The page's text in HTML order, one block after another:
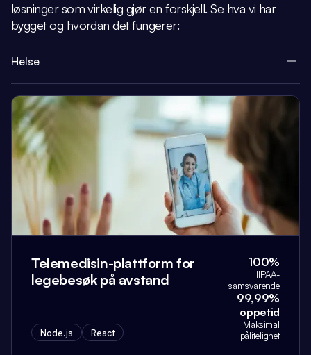
løsninger som virkelig gjør en forskjell.Se hva vi har
bygget og hvordan det fungerer:
Helse
Telemedisin-plattform for
legebesøk på avstand
Node.js React
100%
HIPAA-
samsvarende
99,99%
oppetid
Maksimal
pålitelighet